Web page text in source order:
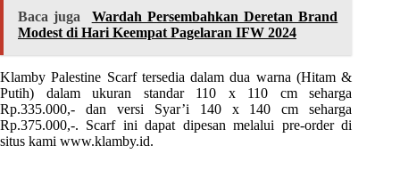
Baca juga
Wardah Persembahkan Deretan Brand
Modest di Hari Keempat Pagelaran IFW 2024
Klamby Palestine Scarf tersedia dalam dua warna (Hitam &
Putih) dalam ukuran standar 110 x 110 cm seharga
Rp.335.000,- dan versi Syar’i 140 x 140 cm seharga
Rp.375.000,-. Scarf ini dapat dipesan melalui pre-order di
situs kami www.klamby.id.